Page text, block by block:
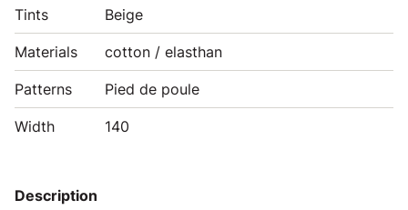
Tints Beige
Materials cotton / elasthan
Patterns Pied de poule
Width 140
Description